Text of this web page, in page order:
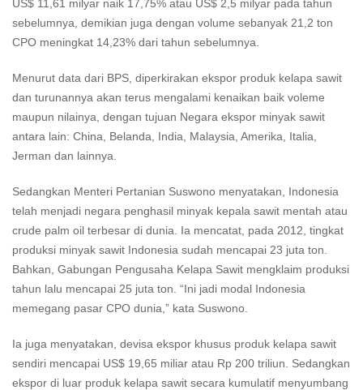
US$ 11,61 milyar naik 17,75% atau US$ 2,5 milyar pada tahun
sebelumnya, demikian juga dengan volume sebanyak 21,2 ton
CPO meningkat 14,23% dari tahun sebelumnya.
Menurut data dari BPS, diperkirakan ekspor produk kelapa sawit
dan turunannya akan terus mengalami kenaikan baik voleme
maupun nilainya, dengan tujuan Negara ekspor minyak sawit
antara lain: China, Belanda, India, Malaysia, Amerika, Italia,
Jerman dan lainnya.
Sedangkan Menteri Pertanian Suswono menyatakan, Indonesia
telah menjadi negara penghasil minyak kepala sawit mentah atau
crude palm oil terbesar di dunia. Ia mencatat, pada 2012, tingkat
produksi minyak sawit Indonesia sudah mencapai 23 juta ton.
Bahkan, Gabungan Pengusaha Kelapa Sawit mengklaim produksi
tahun lalu mencapai 25 juta ton. “Ini jadi modal Indonesia
memegang pasar CPO dunia,” kata Suswono.
Ia juga menyatakan, devisa ekspor khusus produk kelapa sawit
sendiri mencapai US$ 19,65 miliar atau Rp 200 triliun. Sedangkan
ekspor di luar produk kelapa sawit secara kumulatif menyumbang